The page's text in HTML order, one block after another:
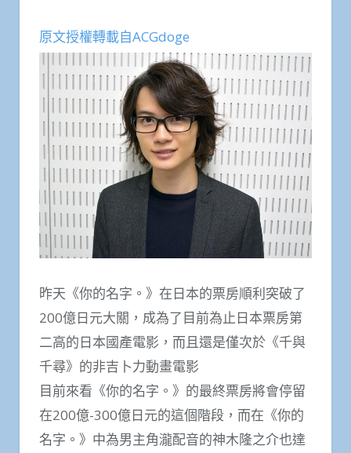
原文授權轉載自ACGdoge
昨天《你的名字。》在日本的票房順利突破了
200億日元大關，成為了目前為止日本票房第
二高的日本國產電影，而且還是僅次於《千與
千尋》的非吉卜力動畫電影
目前來看《你的名字。》的最終票房將會停留
在200億-300億日元的這個階段，而在《你的
名字。》中為男主角瀧配音的神木隆之介也達